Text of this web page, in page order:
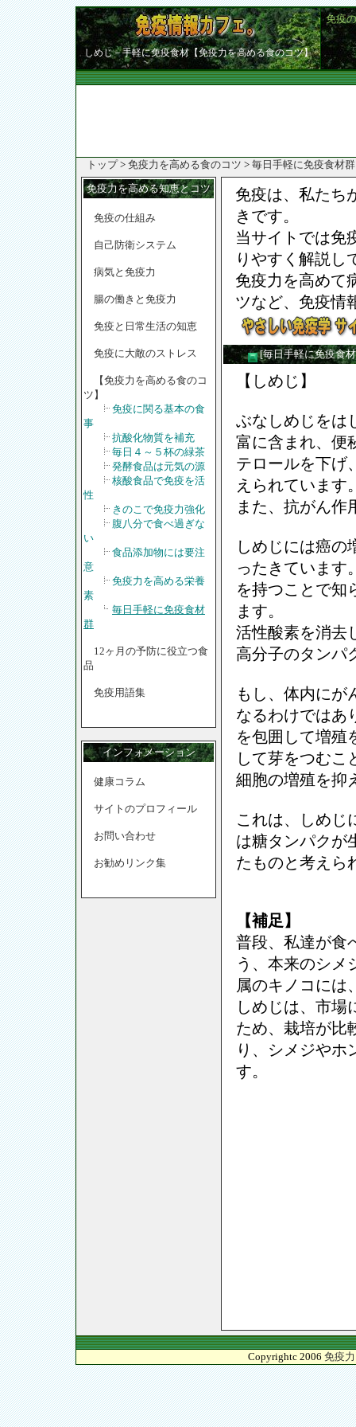
しめじ－手軽に免疫食材【免疫力を高める食のコツ】
免疫
トップ> 免疫力を高める食のコツ > 毎日手軽に免疫食材群
免疫力を高める知恵とコツ
免疫の仕組み
自己防衛システム
病気と免疫力
腸の働きと免疫力
免疫と日常生活の知恵
免疫に大敵のストレス
【免疫力を高める食のコ
ツ】
免疫に関る基本の食
事
抗酸化物質を補充
毎日４～５杯の緑茶
発酵食品は元気の源
核酸食品で免疫を活
性
きのこで免疫力強化
腹八分で食べ過ぎな
い
食品添加物には要注
意
免疫力を高める栄養
素
毎日手軽に免疫食材
群
12ヶ月の予防に役立つ食
品
免疫用語集
インフォメーション
健康コラム
サイトのプロフィール
お問い合わせ
お勧めリンク集
免疫は、私たち
きです。
当サイトでは免
りやすく解説し
免疫力を高めて
ツなど、免疫情
[毎日手軽に免疫食
【しめじ】
ぶなしめじをは
富に含まれ、便
テロールを下げ
えられています
また、抗がん作
しめじには癌の
ったきています
を持つことで知
ます。
活性酸素を消去
高分子のタンパ
もし、体内にが
なるわけではあ
を包囲して増殖
して芽をつむこ
細胞の増殖を抑
これは、しめじ
は糖タンパクが
たものと考えら
【補足】
普段、私達が食
う、本来のシメ
属のキノコには
しめじは、市場
ため、栽培が比
り、シメジやホ
す。
Copyrightc 2006 免疫